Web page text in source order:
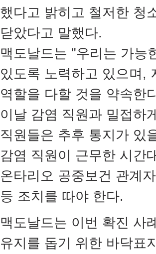
했다고 밝히고 철저한 청
닫았다고 말했다.
맥도날드는 "우리는 가능
있도록 노력하고 있으며,
역할을 다할 것을 약속한
이날 감염 직원과 밀접하
직원들은 추후 통지가 있
감염 직원이 근무한 시간
온타리오 공중보건 관계
등 조치를 따야 한다.
맥도날드는 이번 확진 사
유지를 돕기 위한 바닥표